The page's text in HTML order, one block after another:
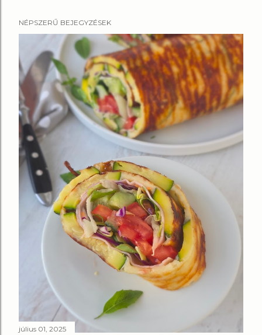
NÉPSZERŰ BEJEGYZÉSEK
július 01, 2025